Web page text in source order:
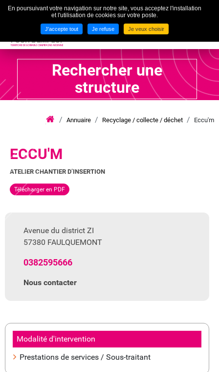
En poursuivant votre navigation sur notre site, vous acceptez l'installation
et l'utilisation de cookies sur votre poste.
J'accepte tout Je refuse Je veux choisir
Rechercher une
structure
iae
lca
Annuaire Recyclage / collecte / déchet Eccu'm
ECCU'M
ATELIER CHANTIER D’INSERTION
Télécharger en PDF
Avenue du district ZI
57380 FAULQUEMONT
0382595666
Nous contacter
Modalité d'intervention
Prestations de services / Sous-traitant